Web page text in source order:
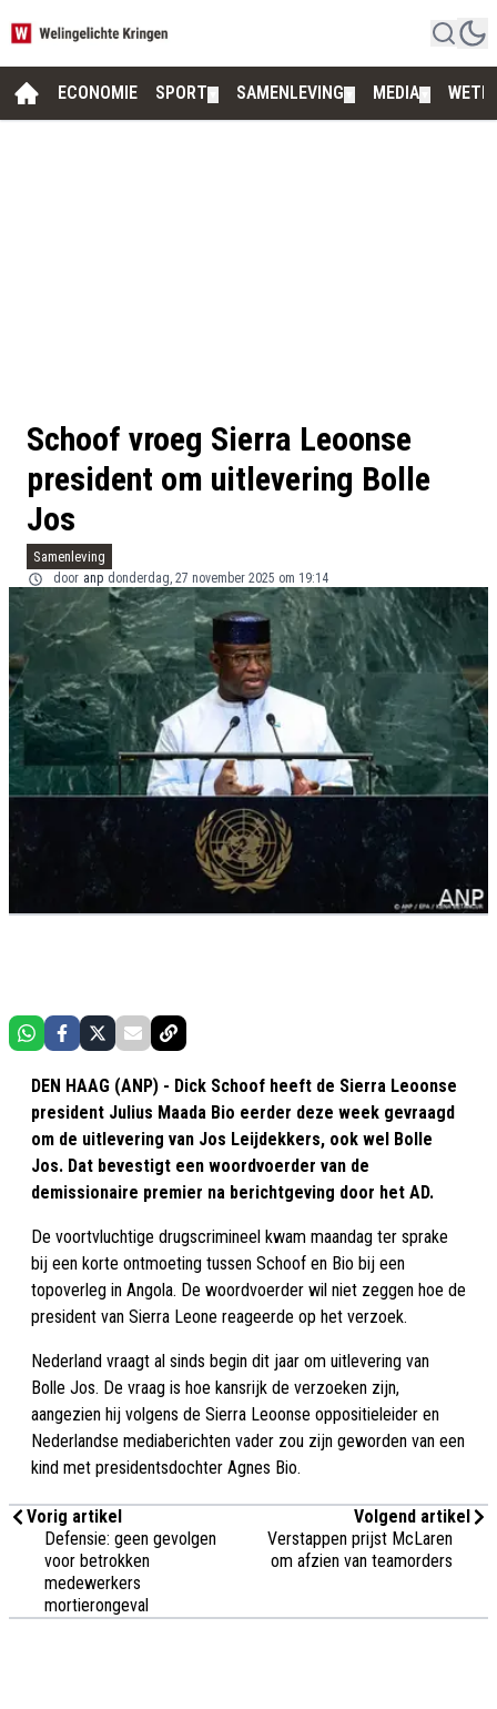
ECONOMIE SPORT SAMENLEVING MEDIA
Schoof vroeg Sierra Leoonse
president om uitlevering Bolle
Jos
Samenleving
door anp donderdag, 27 november 2025 om 19:14
DEN HAAG (ANP) - Dick Schoof heeft de Sierra Leoonse
president Julius Maada Bio eerder deze week gevraagd
om de uitlevering van Jos Leijdekkers, ook wel Bolle
Jos. Dat bevestigt een woordvoerder van de
demissionaire premier na berichtgeving door het AD.
De voortvluchtige drugscrimineel kwam maandag ter sprake
bij een korte ontmoeting tussen Schoof en Bio bij een
topoverleg in Angola. De woordvoerder wil niet zeggen hoe de
president van Sierra Leone reageerde op het verzoek.
Nederland vraagt al sinds begin dit jaar om uitlevering van
Bolle Jos. De vraag is hoe kansrijk de verzoeken zijn,
aangezien hij volgens de Sierra Leoonse oppositieleider en
Nederlandse mediaberichten vader zou zijn geworden van een
kind met presidentsdochter Agnes Bio.
Vorig artikel
Defensie: geen gevolgen
voor betrokken
medewerkers
mortierongeval
Volgend artikel
Verstappen prijst McLaren
om afzien van teamorders